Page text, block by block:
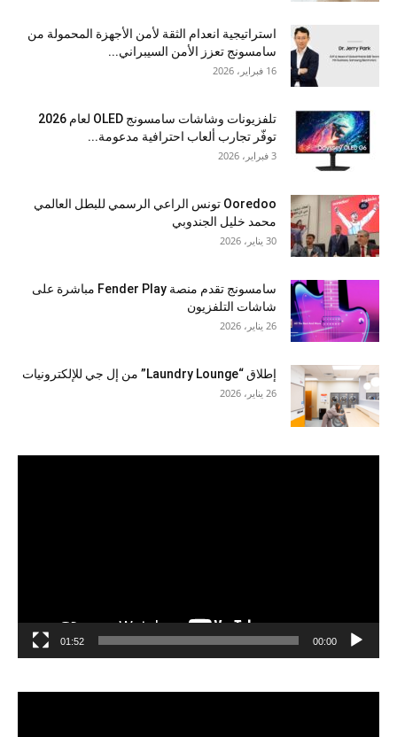
استراتيجية انعدام الثقة لأمن الأجهزة المحمولة من
سامسونج تعزز الأمن السيبراني...
16 فبراير، 2026
تلفزيونات وشاشات سامسونج OLED لعام 2026
توفّر تجارب ألعاب احترافية مدعومة...
3 فبراير، 2026
Ooredoo تونس الراعي الرسمي للبطل العالمي
محمد خليل الجندوبي
30 يناير، 2026
سامسونج تقدم منصة Fender Play مباشرة على
شاشات التلفزيون
26 يناير، 2026
إطلاق “Laundry Lounge” من إل جي للإلكترونيات
26 يناير، 2026
00:00
01:52